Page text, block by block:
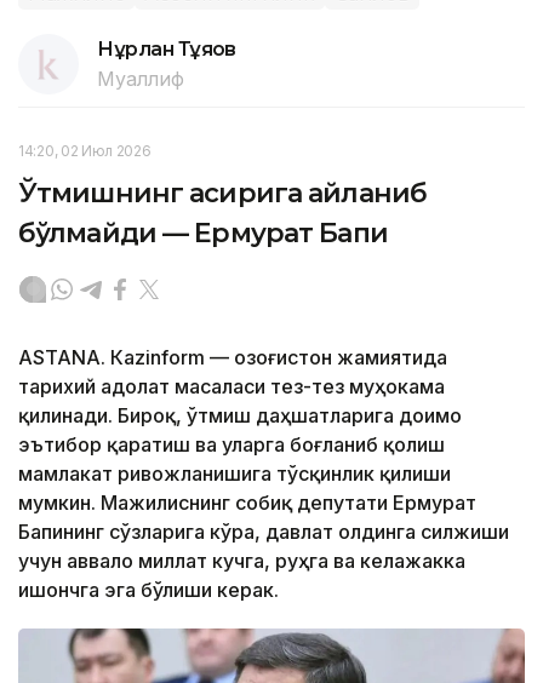
Нұрлан Тұяқов
Муаллиф
14:20, 02 Июл 2026
Ўтмишнинг асирига айланиб
бўлмайди — Ермурат Бапи
ASTANА. Кazinform — Қозоғистон жамиятида
тарихий адолат масаласи тез-тез муҳокама
қилинади. Бироқ, ўтмиш даҳшатларига доимо
эътибор қаратиш ва уларга боғланиб қолиш
мамлакат ривожланишига тўсқинлик қилиши
мумкин. Мажилиснинг собиқ депутати Ермурат
Бапининг сўзларига кўра, давлат олдинга силжиши
учун аввало миллат кучга, руҳга ва келажакка
ишончга эга бўлиши керак.